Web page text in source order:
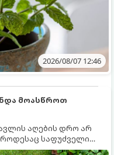
2026/08/07 12:46
მოასწროთ
აღების დრო არ
როდესაც საფუძველი
და ბაღი მზადდება